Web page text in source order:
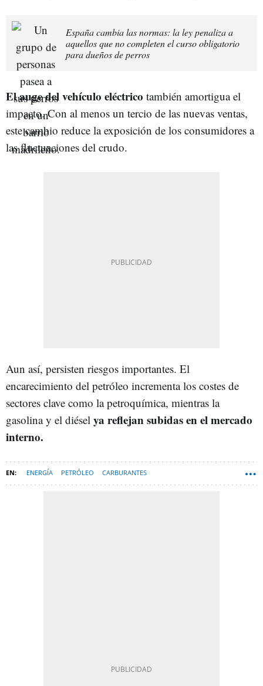
España cambia las normas: la ley penaliza a
aquellos que no completen el curso obligatorio
para dueños de perros
El auge del vehículo eléctrico también amortigua el
impacto. Con al menos un tercio de las nuevas ventas,
este cambio reduce la exposición de los consumidores a
las fluctuaciones del crudo.
Aun así, persisten riesgos importantes. El
encarecimiento del petróleo incrementa los costes de
sectores clave como la petroquímica, mientras la
gasolina y el diésel ya reflejan subidas en el mercado
interno.
ENERGÍA PETRÓLEO CARBURANTES